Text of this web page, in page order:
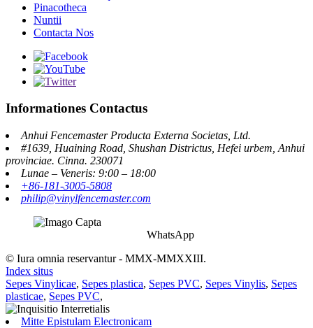
Pinacotheca
Nuntii
Contacta Nos
Informationes Contactus
Anhui Fencemaster Producta Externa Societas, Ltd.
#1639, Huaining Road, Shushan Districtus, Hefei urbem, Anhui
provinciae. Cinna. 230071
Lunae – Veneris: 9:00 – 18:00
+86-181-3005-5808
philip@vinylfencemaster.com
WhatsApp
© Iura omnia reservantur - MMX-MMXXIII.
Index situs
Sepes Vinylicae, Sepes plastica, Sepes PVC, Sepes Vinylis, Sepes
plasticae, Sepes PVC,
Mitte Epistulam Electronicam